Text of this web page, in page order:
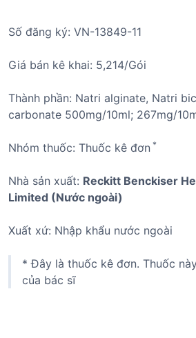
Số đăng ký: VN-13849-11
Giá bán kê khai: 5,214/Gói
Thành phần: Natri alginate, Natri
carbonate 500mg/10ml; 267mg/
Nhóm thuốc: Thuốc kê đơn *
Nhà sản xuất: Reckitt Benckiser
Limited (Nước ngoài)
Xuất xứ: Nhập khẩu nước ngoài
* Đây là thuốc kê đơn. Thuốc
của bác sĩ